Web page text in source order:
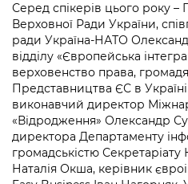
Серед спікерів цього року
Верховної Ради України,
ради Україна-НАТО
відділу «Європейська
верховенство права,
Представництва ЄС в Україні
виконавчий директор
«Відродження» Олександр
директора Департаменту
громадськістю Секретаріату
Наталія Окша, керівник